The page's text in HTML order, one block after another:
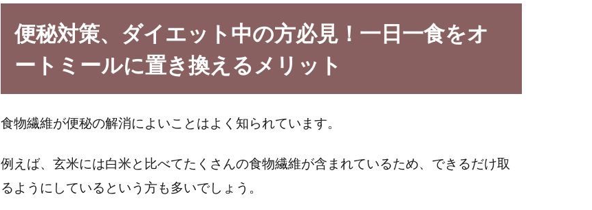
便秘対策、ダイエット中の方必見！一日一食をオ
ートミールに置き換えるメリット
食物繊維が便秘の解消によいことはよく知られています。
例えば、玄米には白米と比べてたくさんの食物繊維が含まれているため、できるだけ取
るようにしているという方も多いでしょう。